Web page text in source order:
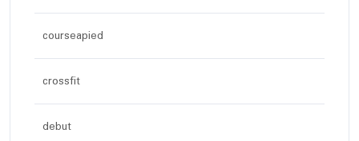
courseapied
crossfit
debut